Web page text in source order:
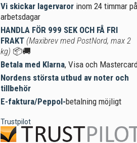
Vi skickar lagervaror inom 24 timmar på
arbetsdagar
HANDLA FÖR 999 SEK OCH FÅ FRI
FRAKT (Maxibrev med PostNord, max 2
kg) 📦🚚
Betala med Klarna, Visa och
Nordens största utbud av noter och
tillbehör
E-faktura/Peppol-betalning möjligt
Trustpilot